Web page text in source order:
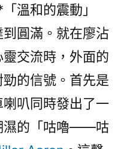
溫和的震動」
圓滿。就在廖沾
交流時，外面的
的信號。首先是
叭同時發出了一
濕的「咕嚕——咕